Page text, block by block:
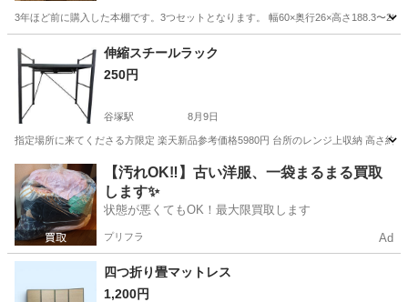
3年ほど前に購入した本棚です。3つセットとなります。 幅60×奥行26×高さ188.3〜
さいたま市 さいたま新都心駅
伸縮スチールラック
250円
谷塚駅 8月9日
指定場所に来てくださる方限定 楽天新品参考価格5980円 台所のレンジ上収納 高さ約
埼玉 草加市 谷塚駅 収納家具 楽天
【汚れOK‼️】古い洋服、一袋まるまる買取
します✨
状態が悪くてもOK！最大限買取します
プリフラ Ad
四つ折り畳マットレス
1,200円